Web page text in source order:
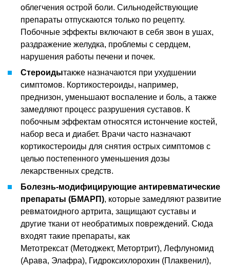
облегчения острой боли. Сильнодействующие
препараты отпускаются только по рецепту.
Побочные эффекты включают в себя звон в ушах,
раздражение желудка, проблемы с сердцем,
нарушения работы печени и почек.
Стероидытакже назначаются при ухудшении
симптомов. Кортикостероиды, например,
преднизон, уменьшают воспаление и боль, а также
замедляют процесс разрушения суставов. К
побочным эффектам относятся истончение костей,
набор веса и диабет. Врачи часто назначают
кортикостероиды для снятия острых симптомов с
целью постепенного уменьшения дозы
лекарственных средств.
Болезнь-модифицирующие антиревматические
препараты (БМАРП), которые замедляют развитие
ревматоидного артрита, защищают суставы и
другие ткани от необратимых повреждений. Сюда
входят такие препараты, как
Метотрексат (Методжект, Метортрит), Лефлуномид
(Арава, Элафра), Гидроксихлорохин (Плаквенил),